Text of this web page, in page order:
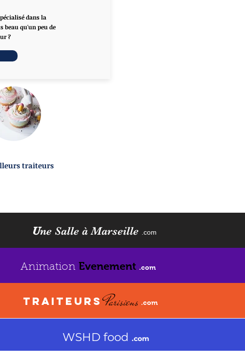
dans la
beau qu'un peu de
?
traiteurs
Une Salle à Marseille .com
Animation Evenement .com
TRAITEURS Parisiens .com
WSHD food .com